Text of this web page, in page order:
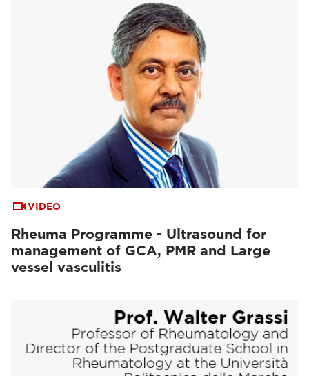
VIDEO
Rheuma Programme - Ultrasound for
management of GCA, PMR and Large
vessel vasculitis